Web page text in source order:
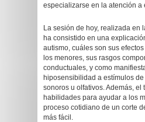
especializarse en la atención a
La sesión de hoy, realizada en
ha consistido en una
autismo, cuáles son sus
los menores, sus rasgos
conductuales, y como
hiposensibilidad a estímulos
sonoros u olfativos. Además, el
habilidades para ayudar a los
proceso cotidiano de un corte
más fácil.